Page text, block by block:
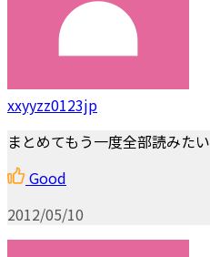
xxyyzz0123jp
まとめてもう一度全部読みたい
Good
2012/05/10